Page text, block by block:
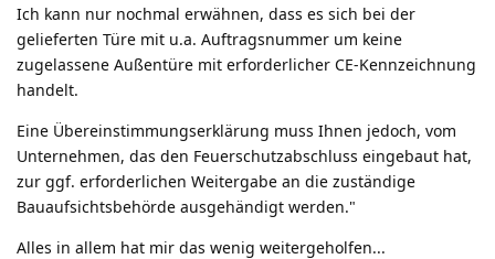
Ich kann nur nochmal erwähnen, dass es sich bei der
gelieferten Türe mit u.a. Auftragsnummer um keine
zugelassene Außentüre mit erforderlicher CE-Kennzeichnung
handelt.
Eine Übereinstimmungserklärung muss Ihnen jedoch, vom
Unternehmen, das den Feuerschutzabschluss eingebaut hat,
zur ggf. erforderlichen Weitergabe an die zuständige
Bauaufsichtsbehörde ausgehändigt werden."
Alles in allem hat mir das wenig weitergeholfen...